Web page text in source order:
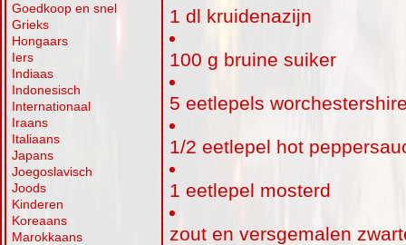
Goedkoop en snel
Grieks
Hongaars
Iers
Indiaas
Indonesisch
Internationaal
Iraans
Italiaans
Japans
Joegoslavisch
Joods
Kinderen
Koreaans
Marokkaans
1 dl kruidenazijn
100 g bruine suiker
5 eetlepels
1/2 eetlepel hot
1 eetlepel mosterd
zout en versgemalen